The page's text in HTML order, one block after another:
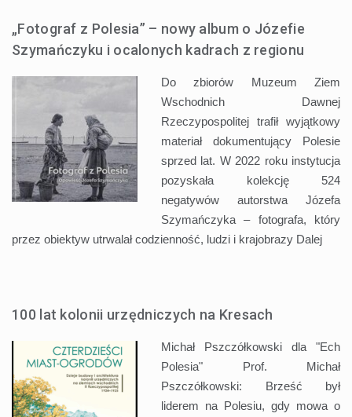
„Fotograf z Polesia” – nowy album o Józefie
Szymańczyku i ocalonych kadrach z regionu
Do zbiorów Muzeum Ziem
Wschodnich Dawnej
Rzeczypospolitej trafił wyjątkowy
materiał dokumentujący Polesie
sprzed lat. W 2022 roku instytucja
pozyskała kolekcję 524
negatywów autorstwa Józefa
Szymańczyka – fotografa, który
przez obiektyw utrwalał codzienność, ludzi i krajobrazy Dalej
100 lat kolonii urzędniczych na Kresach
Michał Pszczółkowski dla "Ech
Polesia" Prof. Michał
Pszczółkowski: Brześć był
liderem na Polesiu, gdy mowa o